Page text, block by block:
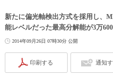
新たに偏光軸検出方式を採用し、
能レベルだった最高分解能が3万
2014年09月26日 07時30分 公開
印刷する 通知